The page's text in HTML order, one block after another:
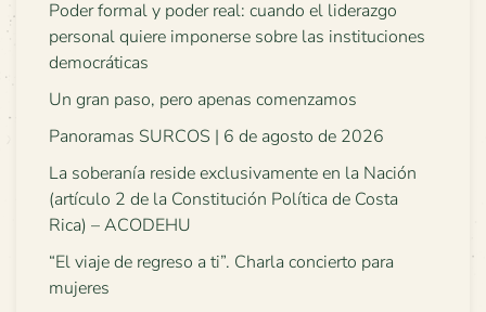
Poder formal y poder real: cuando el liderazgo
personal quiere imponerse sobre las instituciones
democráticas
Un gran paso, pero apenas comenzamos
Panoramas SURCOS | 6 de agosto de 2026
La soberanía reside exclusivamente en la Nación
(artículo 2 de la Constitución Política de Costa
Rica) – ACODEHU
“El viaje de regreso a ti”. Charla concierto para
mujeres